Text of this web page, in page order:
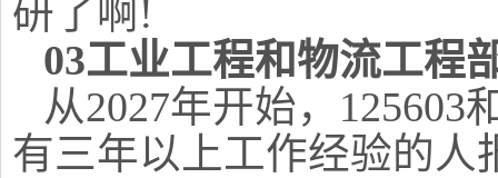
研了啊!
03工业工程和物流工程
从2027年开始，125603
有三年以上工作经验的人